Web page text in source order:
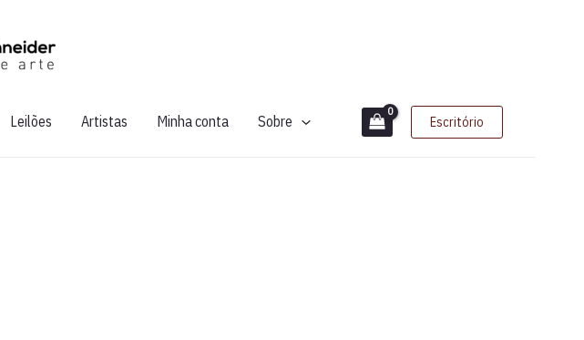
Leilões Artistas Minha conta Sobre Escritório